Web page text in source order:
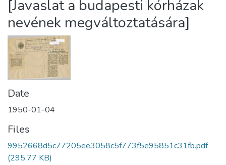
About us
[Javaslat a budapesti kórházak
nevének megváltoztatására]
Date
1950-01-04
Files
9952668d5c77205ee3058c5f773f5e95851c31fb.pdf
(295.77 KB)